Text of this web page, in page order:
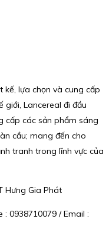
lựa chọn và cung cấp
Lancereal đi đầu
cấp các sản phẩm sáng
cầu; mang đến cho
tranh trong lĩnh vực của
Hưng Gia Phát
0938710079 / Email :